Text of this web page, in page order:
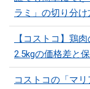
ラミ」の切り分
【コストコ】鶏
2.5kgの価格差と
コストコの「マ